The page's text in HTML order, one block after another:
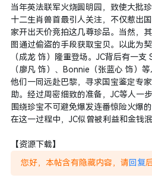
当年英法联军火烧圆明园，致使大批
十二生肖兽首最引人关注，不仅惹出
家开出天价竞拍这几尊珍品。当然，
图通过偷盗的手段获取宝贝。以此为
（成龙 饰）隆重登场。JC背后有一
（廖凡 饰）、Bonnie（张蓝心 饰）
他们一同远赴巴黎，寻求国宝鉴定专
助。经过周密细致的准备，JC等人一
围绕珍宝不可避免爆发连番惊险火爆的
在这一过程中，JC似曾被利益和金
【资源下载】
您好，本帖含有隐藏内容，请 回复